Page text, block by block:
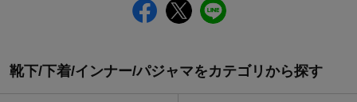
靴下/下着/インナー/パジャマをカテゴリから探す